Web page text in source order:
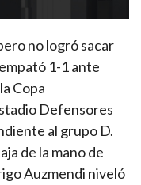
no logró sacar
1-1 ante
Copa
Defensores
al grupo D.
de la mano de
Auzmendi niveló